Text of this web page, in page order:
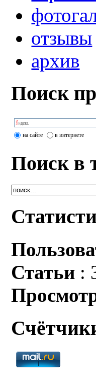
отзывы
архив
Поиск
на сайте в интернете
Поиск в
Статьи :